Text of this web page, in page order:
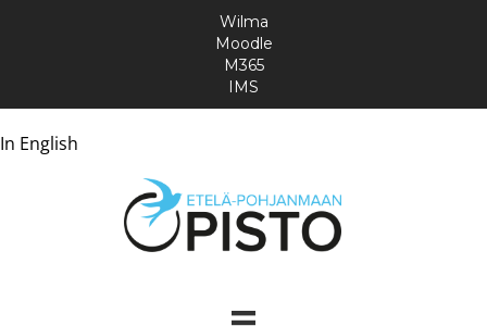
In English
Wilma
Moodle
M365
IMS